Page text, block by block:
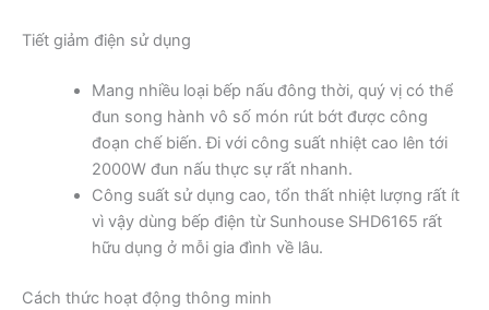
Tiết giảm điện sử dụng
Mang nhiều loại bếp nấu đông thời, quý vị có thể
đun song hành vô số món rút bớt được công
đoạn chế biến. Đi với công suất nhiệt cao lên tới
2000W đun nấu thực sự rất nhanh.
Công suất sử dụng cao, tổn thất nhiệt lượng rất ít
vì vậy dùng bếp điện từ Sunhouse SHD6165 rất
hữu dụng ở mỗi gia đình về lâu.
Cách thức hoạt động thông minh